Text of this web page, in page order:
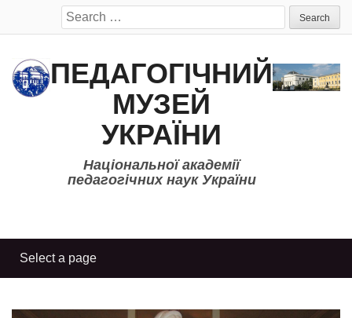
Search
for:
ПЕДАГОГІЧНИЙ
МУЗЕЙ
УКРАЇНИ
Національної академії
педагогічних наук України